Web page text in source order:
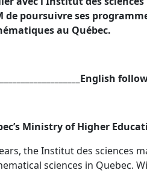
de poursuivre ses
au Québec.
Ministry of Higher
the Institut des sciences
sciences in Quebec.